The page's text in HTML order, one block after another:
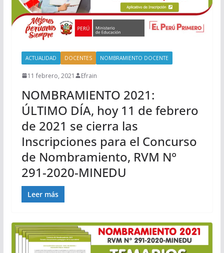
ACTUALIDAD DOCENTES NOMBRAMIENTO DOCENTE
11 febrero, 2021 Efrain
NOMBRAMIENTO 2021:
ÚLTIMO DÍA, hoy 11 de febrero
de 2021 se cierra las
Inscripciones para el Concurso
de Nombramiento, RVM N°
291-2020-MINEDU
Leer más